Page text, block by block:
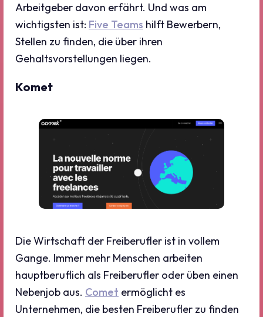
Arbeitgeber davon erfährt. Und was am
wichtigsten ist: Five Teams hilft Bewerbern,
Stellen zu finden, die über ihren
Gehaltsvorstellungen liegen.
Komet
Die Wirtschaft der Freiberufler ist in vollem
Gange. Immer mehr Menschen arbeiten
hauptberuflich als Freiberufler oder üben einen
Nebenjob aus. Comet ermöglicht es
Unternehmen, die besten Freiberufler zu finden